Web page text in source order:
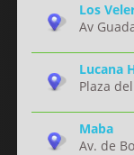
Los
Av
Lucana
Plaza
Maba
Av. de